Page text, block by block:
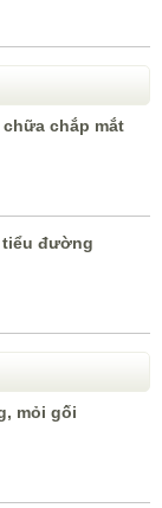
chắp mắt
tiểu đường
mỏi gối